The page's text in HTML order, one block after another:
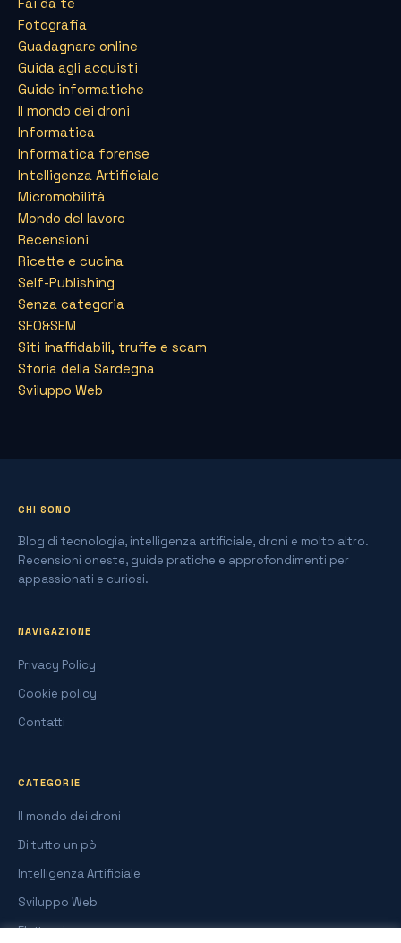
Fai da te
Fotografia
Guadagnare online
Guida agli acquisti
Guide informatiche
Il mondo dei droni
Informatica
Informatica forense
Intelligenza Artificiale
Micromobilità
Mondo del lavoro
Recensioni
Ricette e cucina
Self-Publishing
Senza categoria
SEO&SEM
Siti inaffidabili, truffe e scam
Storia della Sardegna
Sviluppo Web
CHI SONO
Blog di tecnologia, intelligenza artificiale, droni e molto altro.
Recensioni oneste, guide pratiche e approfondimenti per
appassionati e curiosi.
NAVIGAZIONE
Privacy Policy
Cookie policy
Contatti
CATEGORIE
Il mondo dei droni
Di tutto un pò
Intelligenza Artificiale
Sviluppo Web
Elettronica